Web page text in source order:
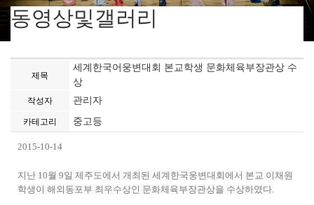
동영상및갤러리
제목
세계한국어웅변대회 본교학생 문화체육부장관상 수
상
작성자 관리자
카테고리 중고등
2015-10-14
지난 10월 9일 제주도에서 개최된 세계한국웅변대회에서 본교 이채원
학생이 해외동포부 최우수상인 문화체육부장관상을 수상하였다.